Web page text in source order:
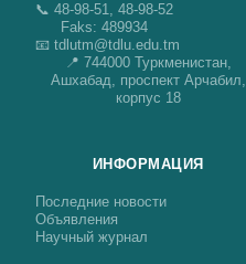
📞 48-98-51, 48-98-52
Faks: 489934
📧 tdlutm@tdlu.edu.tm
📍 744000 Туркменистан,
Ашхабад, проспект Арчабил,
корпус 18
ИНФОРМАЦИЯ
Последние новости
Объявления
Научный журнал